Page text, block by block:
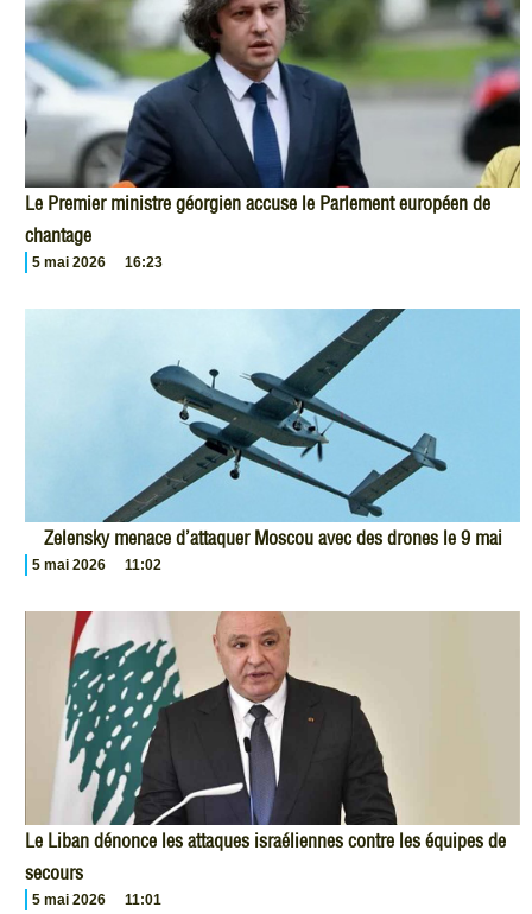
Le Premier ministre géorgien accuse le Parlement européen de
chantage
5 mai 2026 16:23
Zelensky menace d’attaquer Moscou avec des drones le 9 mai
5 mai 2026 11:02
Le Liban dénonce les attaques israéliennes contre les équipes de
secours
5 mai 2026 11:01